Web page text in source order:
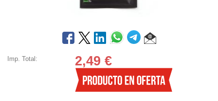
Imp. Total: 2,49 €